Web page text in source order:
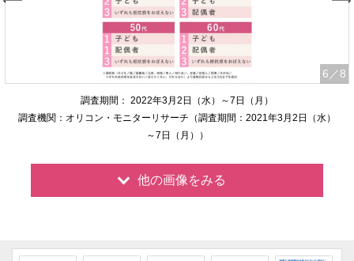
6 ／8
調査期間： 2022年3月2日（水）～7日（月）
調査機関：オリコン・モニターリサーチ（調査期間：2021年3月2日（水）
～7日（月））
他の画像をみる